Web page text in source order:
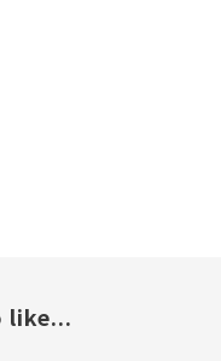
like...